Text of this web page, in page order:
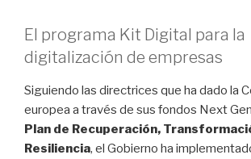
El programa Kit Digital para la
digitalización de empresas
Siguiendo las directrices que ha dado la
europea a través de sus fondos Next
Plan de Recuperación,
Resiliencia, el Gobierno ha